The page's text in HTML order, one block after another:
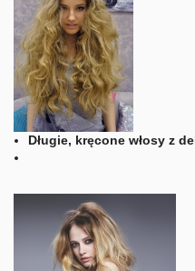
Długie, kręcone włosy z